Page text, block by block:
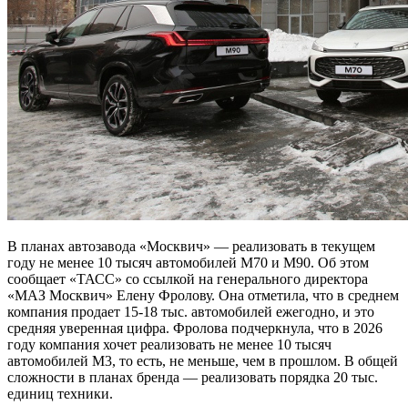
В планах автозавода «Москвич» — реализовать в текущем
году не менее 10 тысяч автомобилей М70 и М90. Об этом
сообщает «ТАСС» со ссылкой на генерального директора
«МАЗ Москвич» Елену Фролову. Она отметила, что в среднем
компания продает 15-18 тыс. автомобилей ежегодно, и это
средняя уверенная цифра. Фролова подчеркнула, что в 2026
году компания хочет реализовать не менее 10 тысяч
автомобилей М3, то есть, не меньше, чем в прошлом. В общей
сложности в планах бренда — реализовать порядка 20 тыс.
единиц техники.